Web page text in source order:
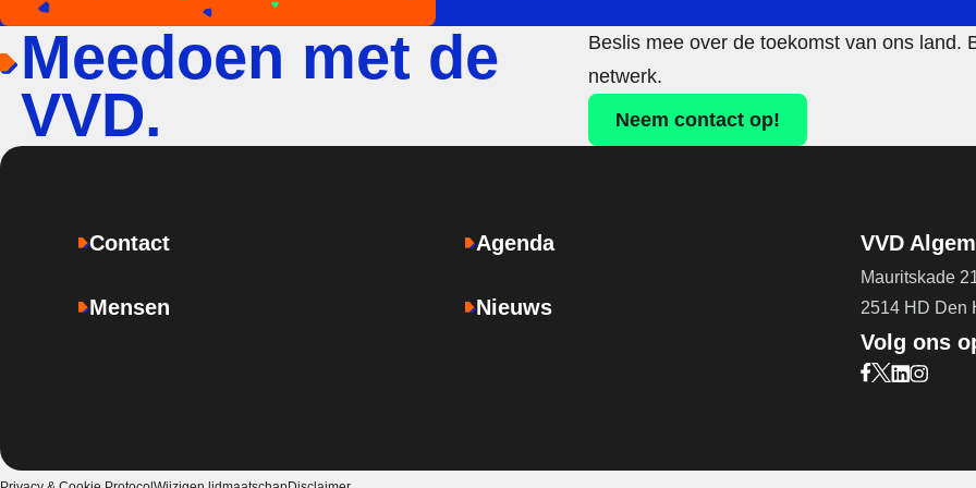
Meedoen met de
VVD.
Beslis mee over de toekomst van ons land.
netwerk.
Neem contact op!
Contact
Mensen
Agenda
Nieuws
VVD
Mauritskade
2514 HD Den
Volg ons
Bezoek onze
Bezoek
Bezoek
Bezoek